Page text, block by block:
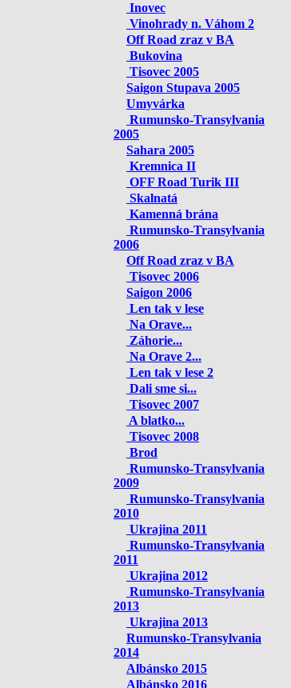
Inovec
Vinohrady n. Váhom 2
Off Road zraz v BA
Bukovina
Tisovec 2005
Saigon Stupava 2005
Umyvárka
Rumunsko-Transylvania
2005
Sahara 2005
Kremnica II
OFF Road Turik III
Skalnatá
Kamenná brána
Rumunsko-Transylvania
2006
Off Road zraz v BA
Tisovec 2006
Saigon 2006
Len tak v lese
Na Orave...
Záhorie...
Na Orave 2...
Len tak v lese 2
Dali sme si...
Tisovec 2007
A blatko...
Tisovec 2008
Brod
Rumunsko-Transylvania
2009
Rumunsko-Transylvania
2010
Ukrajina 2011
Rumunsko-Transylvania
2011
Ukrajina 2012
Rumunsko-Transylvania
2013
Ukrajina 2013
Rumunsko-Transylvania
2014
Albánsko 2015
Albánsko 2016